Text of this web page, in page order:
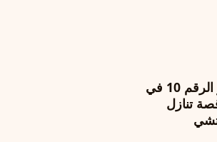
محمد صلاح يختار الرقم 10 في
تنازل